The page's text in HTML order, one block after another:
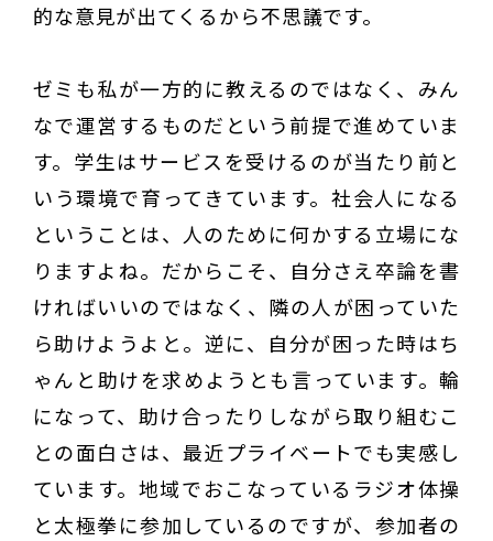
的な意見が出てくるから不思議です。
ゼミも私が一方的に教えるのではなく、みん
なで運営するものだという前提で進めていま
す。学生はサービスを受けるのが当たり前と
いう環境で育ってきています。社会人になる
ということは、人のために何かする立場にな
りますよね。だからこそ、自分さえ卒論を書
ければいいのではなく、隣の人が困っていた
ら助けようよと。逆に、自分が困った時はち
ゃんと助けを求めようとも言っています。輪
になって、助け合ったりしながら取り組むこ
との面白さは、最近プライベートでも実感し
ています。地域でおこなっているラジオ体操
と太極拳に参加しているのですが、参加者の